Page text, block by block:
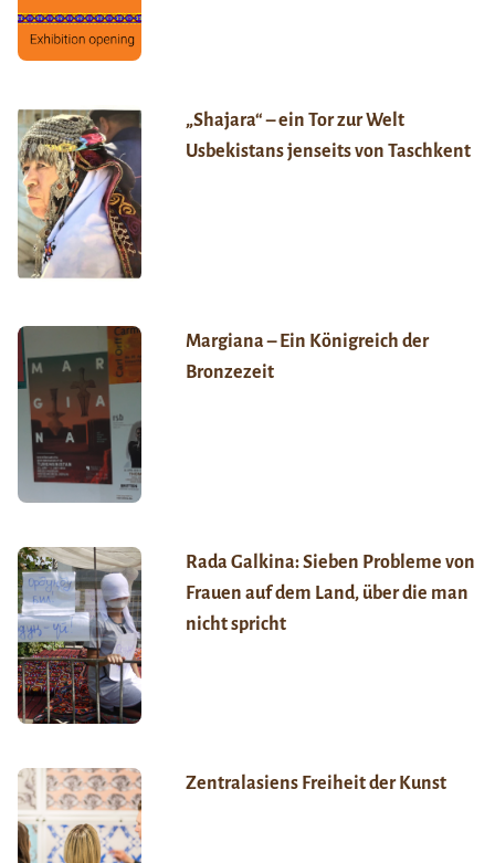
„Shajara“ – ein Tor zur Welt
Usbekistans jenseits von Taschkent
Margiana – Ein Königreich der
Bronzezeit
Rada Galkina: Sieben Probleme von
Frauen auf dem Land, über die man
nicht spricht
Zentralasiens Freiheit der Kunst